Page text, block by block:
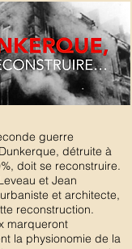
guerre
détruite à
doit se reconstruire.
et Jean
et architecte,
reconstruction.
marqueront
la physionomie de la